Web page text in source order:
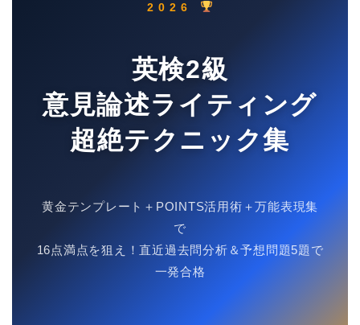
2026
英検2級
意見論述ライティング
超絶テクニック集
黄金テンプレート＋POINTS活用術＋万能表現集
で
16点満点を狙え！直近過去問分析＆予想問題5題で
一発合格